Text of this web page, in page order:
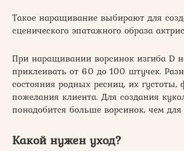
Такое наращивание выбирают для
сценического эпатажного образа
При наращивании ворсинок изгиба D
приклеивать от 60 до 100 штучек.
состояния родных ресниц, их густоты,
пожелания клиента. Для создания
понадобится больше ворсинок, чем для
Какой нужен уход?